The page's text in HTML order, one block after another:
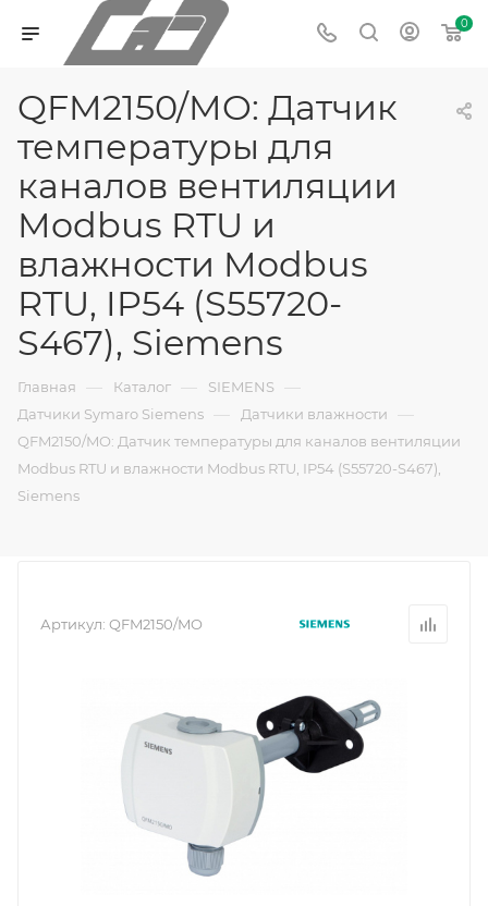
0
QFM2150/MO: Датчик
температуры для
каналов вентиляции
Modbus RTU и
влажности Modbus
RTU, IP54 (S55720-
S467), Siemens
Главная — Каталог — SIEMENS —
Датчики Symaro Siemens — Датчики влажности —
QFM2150/MO: Датчик температуры для каналов вентиляции
Modbus RTU и влажности Modbus RTU, IP54 (S55720-S467),
Siemens
Артикул: QFM2150/MO